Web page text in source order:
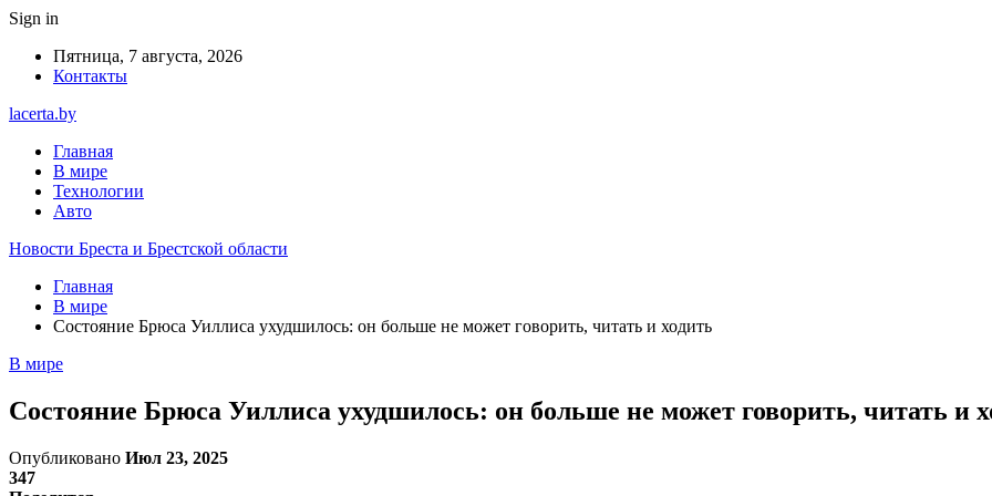
Sign in
Пятница, 7 августа, 2026
Контакты
lacerta.by
Главная
В мире
Технологии
Авто
Новости Бреста и Брестской области
Главная
В мире
Состояние Брюса Уиллиса ухудшилось: он больше не может говорить, читать и ходить
В мире
Состояние Брюса Уиллиса ухудшилось: он больше не может говорить, читать и
Опубликовано Июл 23, 2025
347